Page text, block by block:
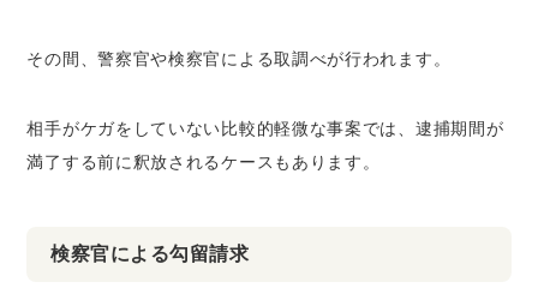
その間、警察官や検察官による取調べが行われます。
相手がケガをしていない比較的軽微な事案では、逮捕期間が
満了する前に釈放されるケースもあります。
検察官による勾留請求